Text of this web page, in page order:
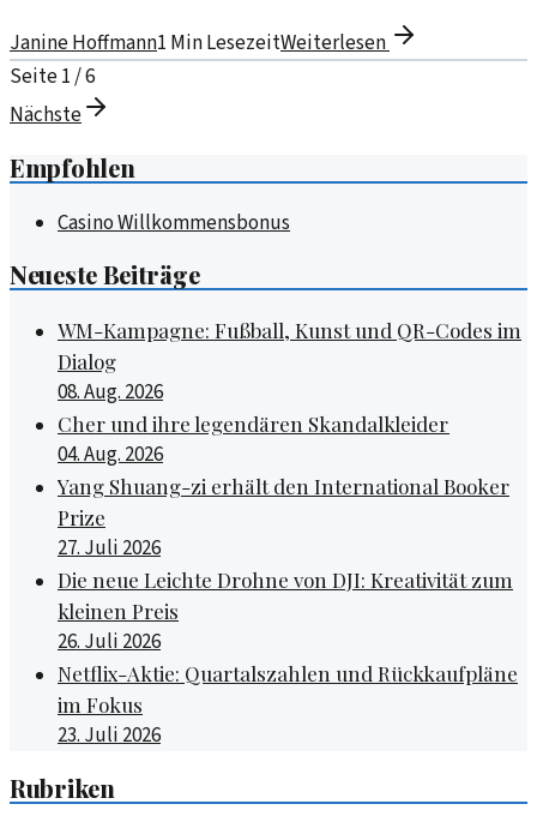
Janine Hoffmann1 Min LesezeitWeiterlesen
Seite1/6
Nächste
Empfohlen
Casino Willkommensbonus
Neueste Beiträge
WM-Kampagne: Fußball, Kunst und QR-Codes im
Dialog
08. Aug. 2026
Cher und ihre legendären Skandalkleider
04. Aug. 2026
Yang Shuang-zi erhält den International Booker
Prize
27. Juli 2026
Die neue Leichte Drohne von DJI: Kreativität zum
kleinen Preis
26. Juli 2026
Netflix-Aktie: Quartalszahlen und Rückkaufpläne
im Fokus
23. Juli 2026
Rubriken